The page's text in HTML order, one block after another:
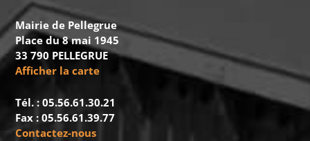
Mairie de Pellegrue
Place du 8 mai 1945
33 790 PELLEGRUE
Afficher la carte
Tél. : 05.56.61.30.21
Fax : 05.56.61.39.77
Contactez-nous